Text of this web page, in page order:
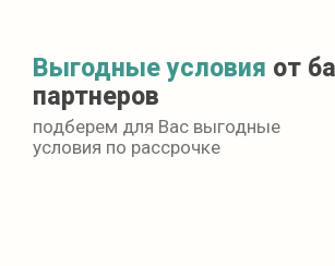
подберем для Вас выгодные
условия по рассрочке
Выгодные условия от
партнеров